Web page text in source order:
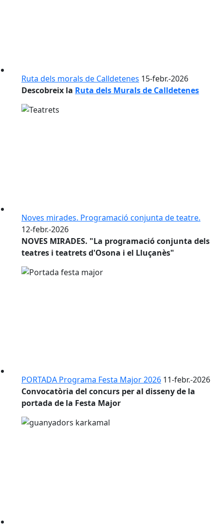
Ruta dels morals de Calldetenes 15-febr.-2026
Descobreix la Ruta dels Murals de Calldetenes
Noves mirades. Programació conjunta de teatre.
12-febr.-2026
NOVES MIRADES. "La programació conjunta dels
teatres i teatrets d'Osona i el Lluçanès"
PORTADA Programa Festa Major 2026 11-febr.-2026
Convocatòria del concurs per al disseny de la
portada de la Festa Major